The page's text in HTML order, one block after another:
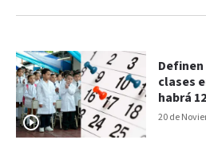
20 de
clases
habrá
largos